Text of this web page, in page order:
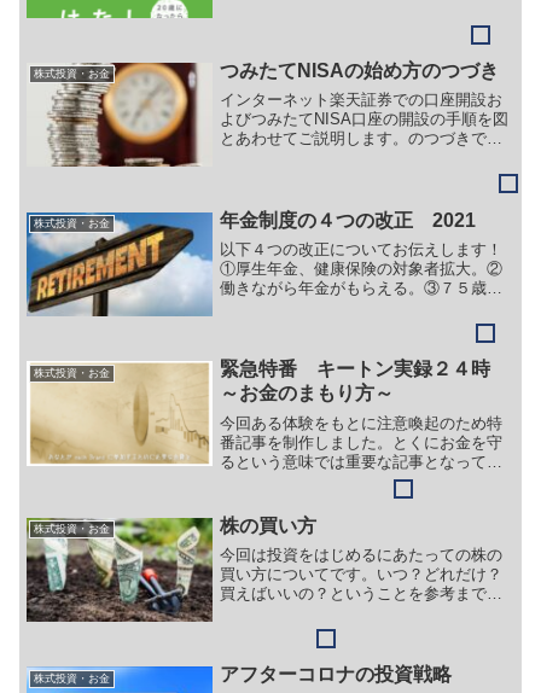
つからいつまでいくら納めるの？いつか
らいくらもらえるの？についてズバリ説
明します。
株式投資・お金 つみたてNISAの始め方のつづき
インターネット楽天証券での口座開設お
よびつみたてNISA口座の開設の手順を図
とあわせてご説明します。のつづきで
株式投資・お金 年金制度の４つの改正 2021
以下４つの改正についてお伝えします！
①厚生年金、健康保険の対象者拡大。②
働きながら年金がもらえる。③７５歳ま
株式投資・お金
緊急特番 キートン実録２４時
～お金のまもり方～
今回ある体験をもとに注意喚起のため特
番記事を制作しました。とくにお金を守
るという意味では重要な記事となってお
りますので<br>せっかく設けたお金を失
わないため、またタネ銭ふやそうとして
突っ込まないよう最後まで読んていただ
けたら幸いです。
株式投資・お金 株の買い方
今回は投資をはじめるにあたっての株の
買い方についてです。いつ？どれだけ？
買えばいいの？ということを参考までに
株式投資・お金 アフターコロナの投資戦略